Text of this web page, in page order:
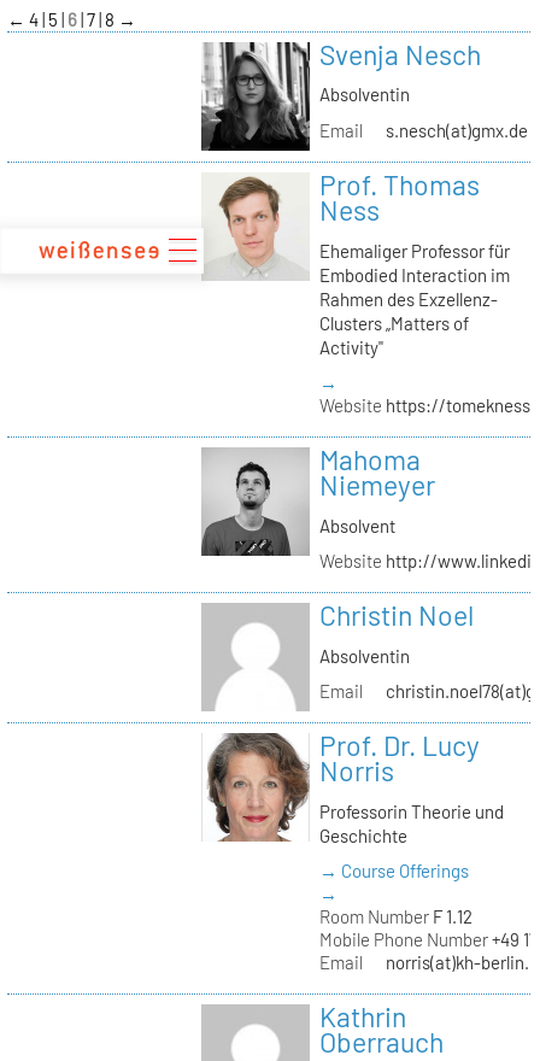
zum
Inhalt
← 4 5 6 7 8 →
Svenja Nesch
Absolventin
Email
s.nesch(at)gmx.de
Prof. Thomas
Ness
Ehemaliger Professor für
Embodied Interaction im
Rahmen des Exzellenz-
Clusters „Matters of
Activity"
→
Website https://
Mahoma
Niemeyer
Absolvent
Website http://
Christin Noel
Absolventin
Email
Prof. Dr. Lucy
Norris
Professorin Theorie und
Geschichte
→ Course Offerings
→
Room NumberF 1.12
Mobile Phone Number+49
Email
norris(at)kh-
Kathrin
Oberrauch